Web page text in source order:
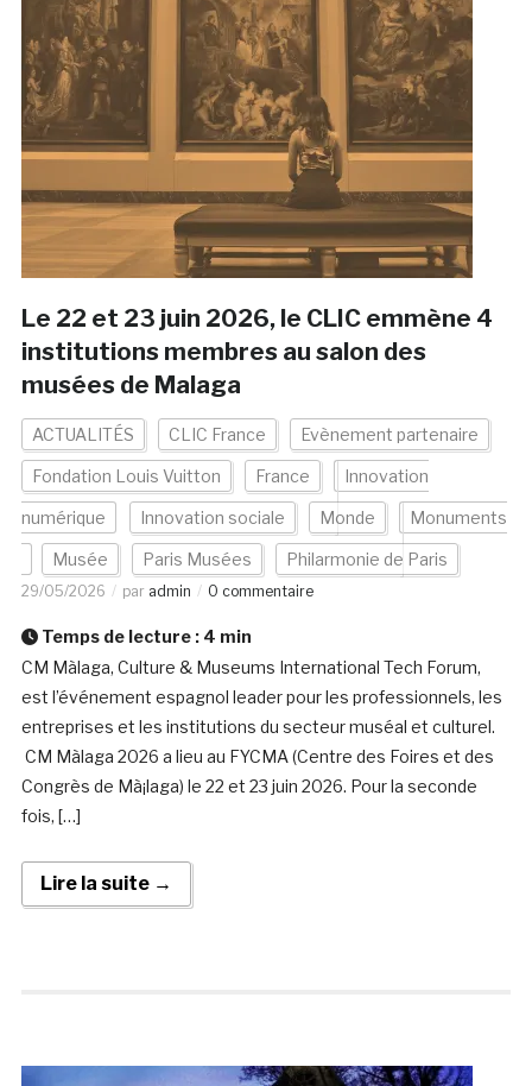
Le 22 et 23 juin 2026, le CLIC emmène 4
institutions membres au salon des
musées de Malaga
ACTUALITÉS CLIC France Evènement partenaire
Fondation Louis Vuitton France Innovation
numérique Innovation sociale Monde Monuments
Musée Paris Musées Philarmonie de Paris
29/05/2026 par admin 0 commentaire
Temps de lecture : 4 min
CM Màlaga, Culture & Museums International Tech Forum,
est l’événement espagnol leader pour les professionnels, les
entreprises et les institutions du secteur muséal et culturel.
CM Màlaga 2026 a lieu au FYCMA (Centre des Foires et des
Congrès de Mà¡laga) le 22 et 23 juin 2026. Pour la seconde
fois, […]
Lire la suite →